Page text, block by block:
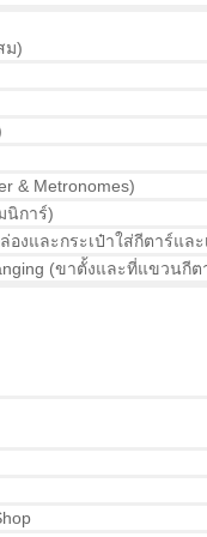
ม)
& Metronomes)
นิการ์)
องและกระเป๋าใส่กีตาร์และ
(ขาตั้งและที่แขวนกีต